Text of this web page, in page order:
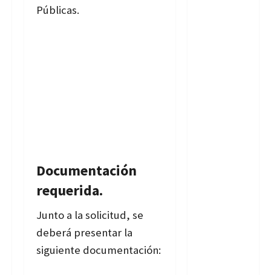
Públicas.
Documentación
requerida.
Junto a la solicitud, se
deberá presentar la
siguiente documentación: